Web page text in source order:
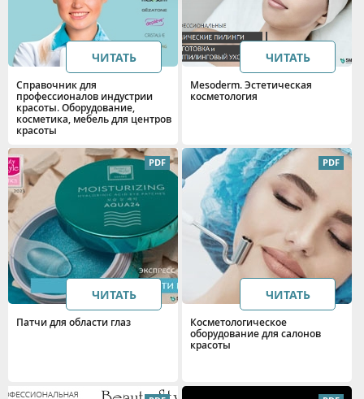
ЧИТАТЬ
Справочник для
профессионалов индустрии
красоты. Оборудование,
косметика, мебель для центров
красоты
ЧИТАТЬ
Mesoderm. Эстетическая
косметология
ЧИТАТЬ
Патчи для области глаз
ЧИТАТЬ
Косметологическое
оборудование для салонов
красоты